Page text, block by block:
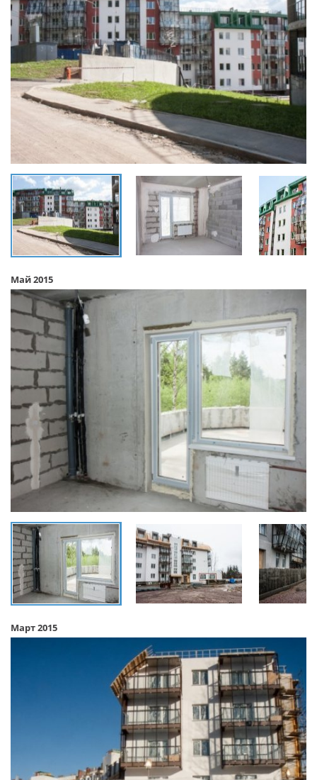
Май 2015
Март 2015